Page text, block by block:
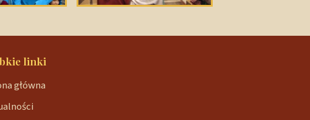
linki
główna